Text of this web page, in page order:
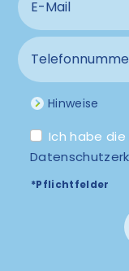
Hinweise
Ich habe die
*Pflichtfelder